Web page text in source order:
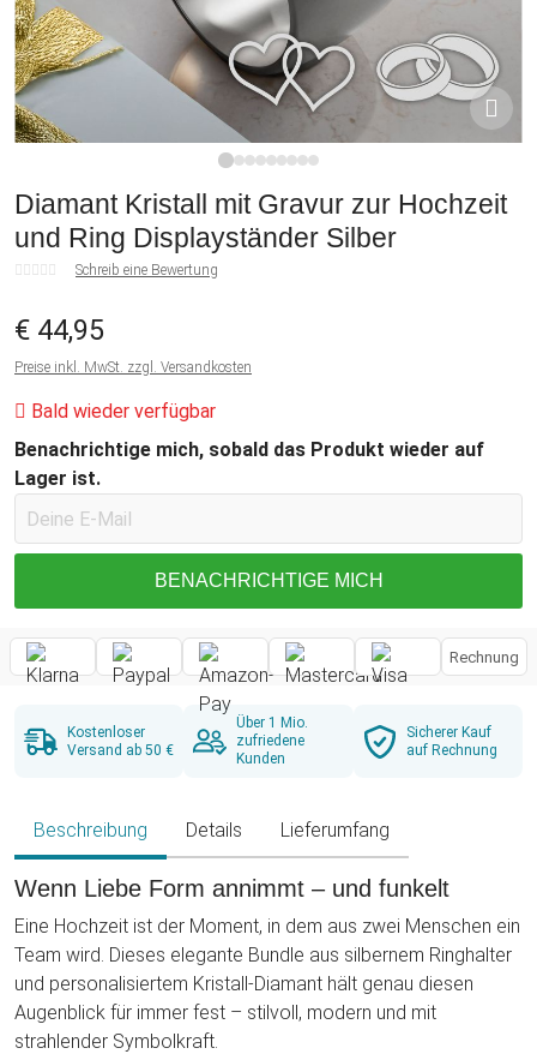
Diamant Kristall mit Gravur zur Hochzeit
und Ring Displayständer Silber
Schreib eine Bewertung
€ 44,95
Preise inkl. MwSt. zzgl. Versandkosten
Bald wieder verfügbar
Benachrichtige mich, sobald das Produkt wieder auf
Lager ist.
BENACHRICHTIGE MICH
Rechnung
Kostenloser
Versand ab 50 €
Über 1 Mio.
zufriedene
Kunden
Sicherer Kauf
auf Rechnung
Beschreibung Details Lieferumfang
Wenn Liebe Form annimmt – und funkelt
Eine Hochzeit ist der Moment, in dem aus zwei Menschen ein
Team wird. Dieses elegante Bundle aus silbernem Ringhalter
und personalisiertem Kristall-Diamant hält genau diesen
Augenblick für immer fest – stilvoll, modern und mit
strahlender Symbolkraft.